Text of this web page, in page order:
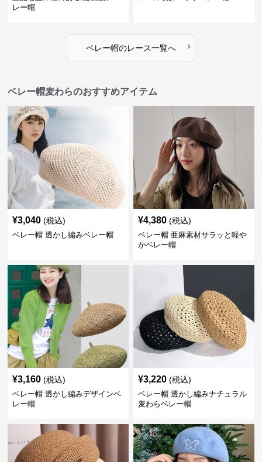
レー帽
ベレー帽のレース一覧へ ›
ベレー帽麦わらのおすすめアイテム
¥3,040 (税込)
ベレー帽 透かし編みベレー帽
¥4,380 (税込)
ベレー帽 亜麻素材サラッと軽や
かベレー帽
¥3,160 (税込)
ベレー帽 透かし編みデザインベ
レー帽
¥3,220 (税込)
ベレー帽 透かし編みナチュラル
麦わらベレー帽